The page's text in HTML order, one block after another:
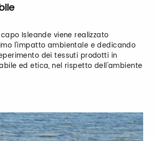
Isleande viene realizzato
l'impatto ambientale e dedicando
dei tessuti prodotti in
ed etica, nel rispetto dell'ambiente